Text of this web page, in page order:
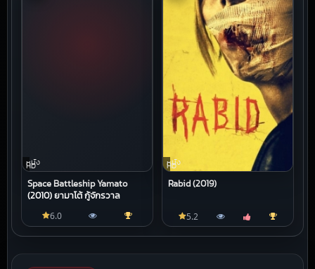
หนัง
HD
Space Battleship Yamato
(2010) ยามาโต้ กู้จักรวาล
6.0
หนัง
HD
Rabid (2019)
5.2